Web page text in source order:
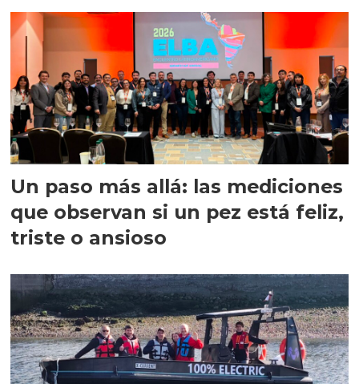
Un paso más allá: las mediciones
que observan si un pez está feliz,
triste o ansioso